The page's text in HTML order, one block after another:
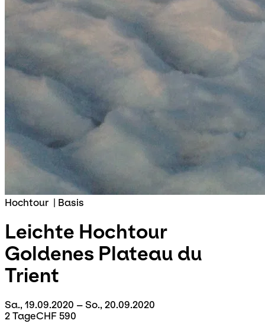
Hochtour | Basis
Leichte Hochtour
Goldenes Plateau du
Trient
Sa., 19.09.2020 – So., 20.09.2020
2 TageCHF 590